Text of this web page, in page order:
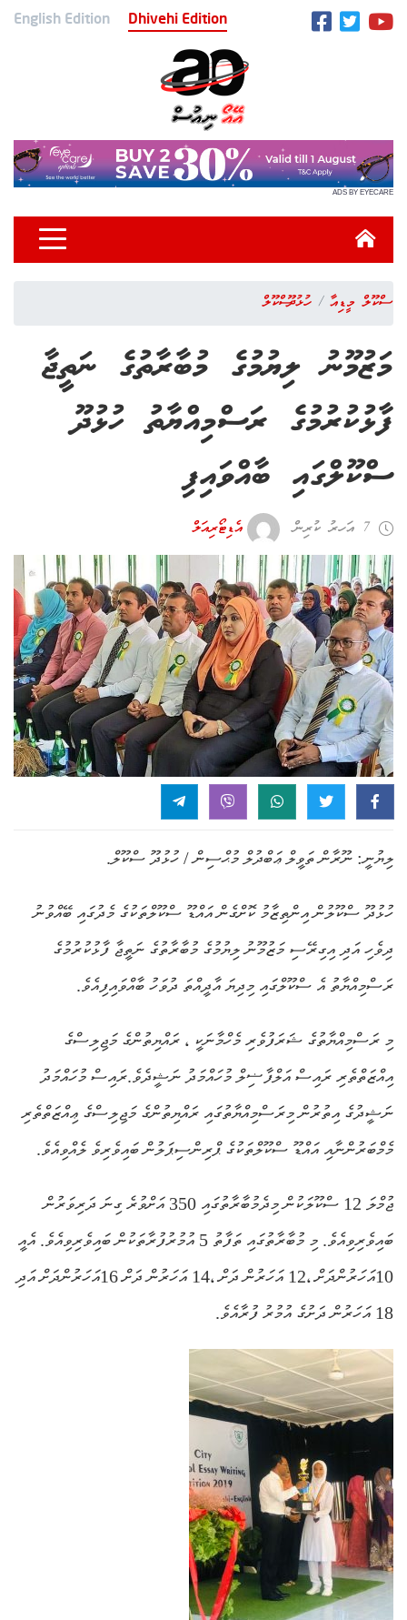
English Edition Dhivehi Edition
ADS BY EYECARE
ސްކޫލް މީޑިއާ ހުޅުދޫ ސްކޫލް
މަޒުމޫނު ލިޔުމުގެ މުބާރާތުގެ ނަތީޖާ
ފާޅުކުރުމުގެ ރަސްމިއްޔާތު ހުޅުދޫ
ސްކޫލްގައި ބާއްވައިފި
7 އަހރު ކުރިން އެޑިޓޯރިއަލް
ލިޔުނީ: ނޫރާން ތަވީލް ޢަބްދުލް މުޙްސިން / ހުޅުދޫ ސްކޫލް.
ހުޅުދޫ ސްކޫލުން އިންތިޒާމު ކޮށްގެން އައްޑޫ ސްކޫލްތަކުގެ މެދުގައި ބޭއްވުނު
ދިވެހި އަދި އިގިރޭސި މަޒުމޫނު ލިޔުމުގެ މުބާރާތުގެ ނަތީޖާ ފާޅުކުރުމުގެ
ރަސްމިއްޔާތު އެ ސްކޫލްގައި މިދިޔަ އާދީއްތަ ދުވަހު ބާއްވައިފިއެވެ.
މި ރަސްމިއްޔާތުގެ ޝަރަފުވެރި މެހްމާނަކީ ، ރައްޔިތުންގެ މަޖިލިސްގެ
އިއްޒަތްތެރި ރައިސް އަލްފާޟިލް މުހައްމަދު ނަޝީދެވެ.ރައިސް މުހައްމަދު
ނަޝީދުގެ އިތުރުން މިރަސްމިއްޔާތުގައި ރައްޔިތުންގެ މަޖިލިސްގެ ޢިއްޒަތްތެރި
މެމްބަރުންނާއި އައްޑޫ ސްކޫލްތަކުގެ ޕްރިންސިޕަލުން ބައިވެރިވެ ލެއްވިއެވެ.
ޖުމްލަ 12 ސްކޫލަކުން މިދެމުބާރާތުގައި 350 އަށްވުރެ ގިނަ ދަރިވަރުން
ބައިވެރިވިއެވެ. މި މުބާރާތުގައި ތަފާތު 5 އުމުރުފުރާތަކުން ބައިވެރިވިއެވެ. އެއީ
10އަހަރުންދަށް ،12 އަހަރުން ދަށް ،14 އަހަރުން ދަށް 16އަހަރުންދަށް އަދި
18 އަހަރުން ދަށުގެ އުމުރު ފުރާއެވެ.